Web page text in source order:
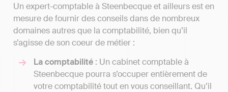
Un expert-comptable à Steenbecque et ailleurs est en
mesure de fournir des conseils dans de nombreux
domaines autres que la comptabilité, bien qu’il
s’agisse de son coeur de métier :
La comptabilité : Un cabinet comptable à
Steenbecque pourra s’occuper entièrement de
votre comptabilité tout en vous conseillant. Qu’il